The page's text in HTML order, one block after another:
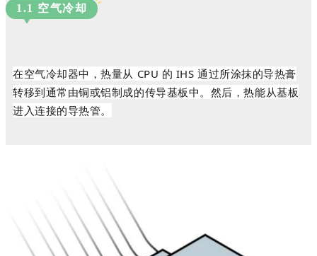
1.1 空气冷却
在空气冷却器中，热量从 CPU 的 IHS 通过所涂抹的导热膏
转移到通常由铜或铝制成的传导基板中。 然后，热能从基板
进入连接的导热管。